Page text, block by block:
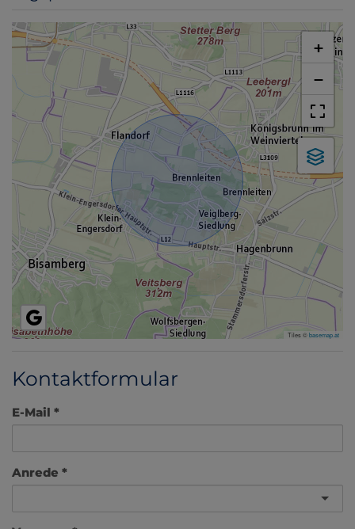
+
−
Tiles ©basemap.at
Kontaktformular
E-Mail
Anrede